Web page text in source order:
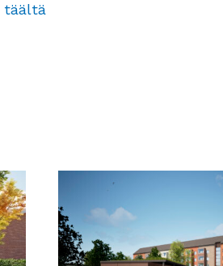
täältä